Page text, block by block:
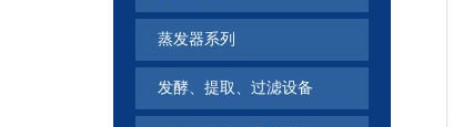
蒸发器系列
发酵、提取、过滤设备